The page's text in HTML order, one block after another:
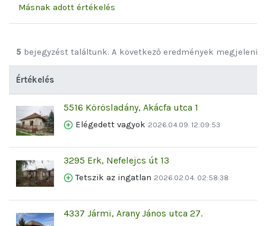
Másnak adott értékelés
5 bejegyzést találtunk. A következő eredmények
Értékelés
5516 Körösladány, Akácfa utca 1
Elégedett vagyok 2026.04.09. 12:09:53
3295 Erk, Nefelejcs út 13
Tetszik az ingatlan 2026.02.04. 02:58:38
4337 Jármi, Arany János utca 27.